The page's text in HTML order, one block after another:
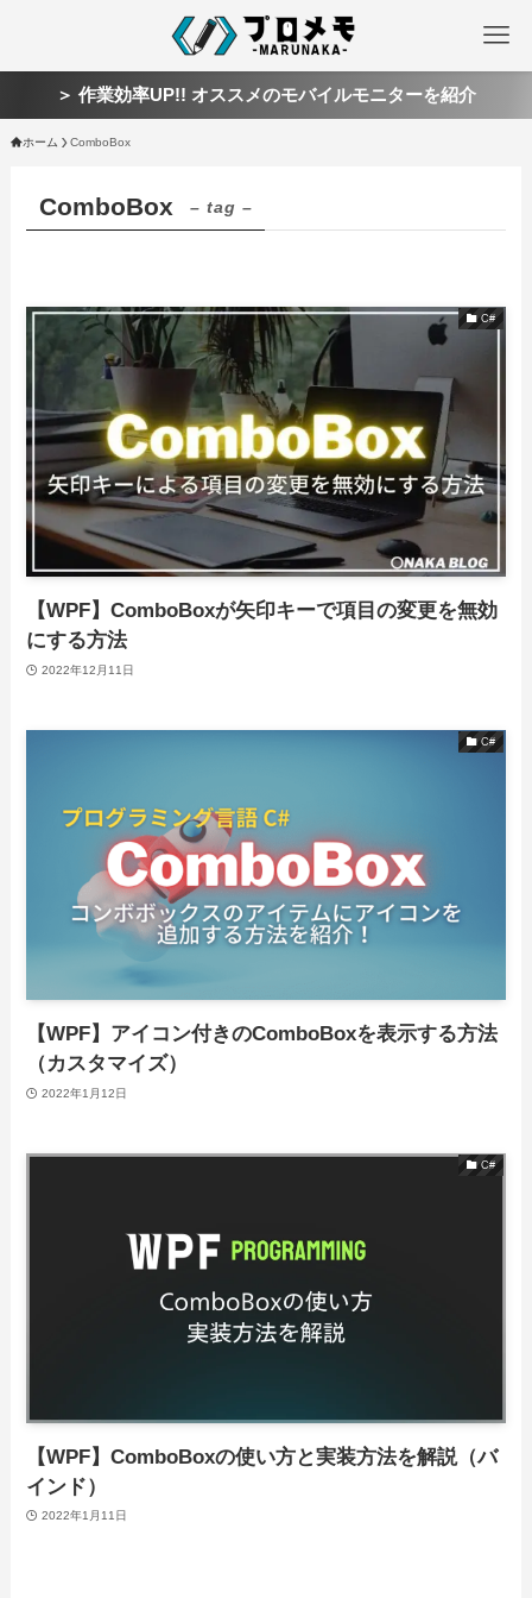
＞ 作業効率UP!! オススメのモバイルモニターを紹介
ホーム ComboBox
ComboBox – tag –
C#
【WPF】ComboBoxが矢印キーで項目の変更を無効
にする方法
2022年12月11日
C#
【WPF】アイコン付きのComboBoxを表示する方法
（カスタマイズ）
2022年1月12日
C#
【WPF】ComboBoxの使い方と実装方法を解説（バ
インド）
2022年1月11日